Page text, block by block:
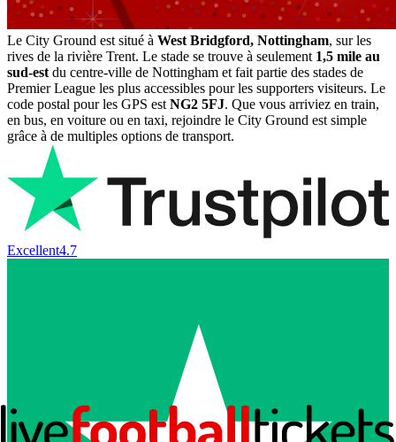
Le City Ground est situé à West Bridgford, Nottingham, sur les
rives de la rivière Trent. Le stade se trouve à seulement 1,5 mile au
sud-est du centre-ville de Nottingham et fait partie des stades de
Premier League les plus accessibles pour les supporters visiteurs. Le
code postal pour les GPS est NG2 5FJ. Que vous arriviez en train,
en bus, en voiture ou en taxi, rejoindre le City Ground est simple
grâce à de multiples options de transport.
Excellent4.7